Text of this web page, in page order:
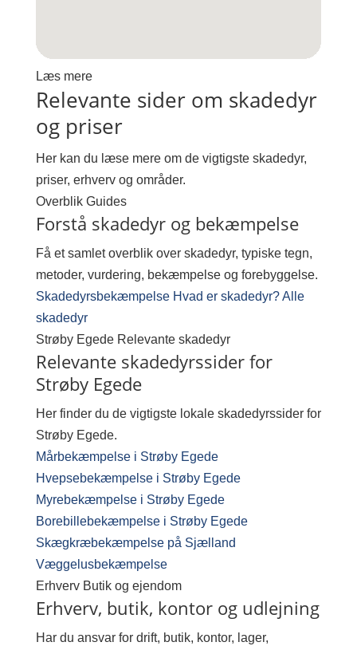
Læs mere
Relevante sider om skadedyr
og priser
Her kan du læse mere om de vigtigste skadedyr,
priser, erhverv og områder.
Overblik Guides
Forstå skadedyr og bekæmpelse
Få et samlet overblik over skadedyr, typiske tegn,
metoder, vurdering, bekæmpelse og forebyggelse.
Skadedyrsbekæmpelse Hvad er skadedyr?Alle
skadedyr
Strøby Egede Relevante skadedyr
Relevante skadedyrssider for
Strøby Egede
Her finder du de vigtigste lokale skadedyrssider for
Strøby Egede.
Mårbekæmpelse i Strøby Egede
Hvepsebekæmpelse i Strøby Egede
Myrebekæmpelse i Strøby Egede
Borebillebekæmpelse i Strøby Egede
Skægkræbekæmpelse på Sjælland
Væggelusbekæmpelse
Erhverv Butik og ejendom
Erhverv, butik, kontor og udlejning
Har du ansvar for drift, butik, kontor, lager,